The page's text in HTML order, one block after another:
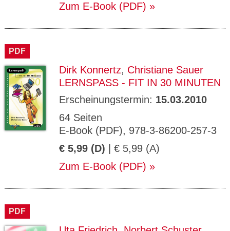
Zum E-Book (PDF)
PDF
Dirk Konnertz, Christiane Sauer
LERNSPASS - FIT IN 30 MINUTEN
Erscheinungstermin: 15.03.2010
64 Seiten
E-Book (PDF), 978-3-86200-257-3
€ 5,99 (D) | € 5,99 (A)
Zum E-Book (PDF)
PDF